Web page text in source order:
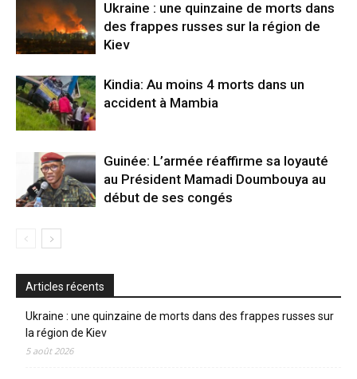
Ukraine : une quinzaine de morts dans
des frappes russes sur la région de
Kiev
Kindia: Au moins 4 morts dans un
accident à Mambia
Guinée: L’armée réaffirme sa loyauté
au Président Mamadi Doumbouya au
début de ses congés
Articles récents
Ukraine : une quinzaine de morts dans des frappes russes sur
la région de Kiev
5 août 2026